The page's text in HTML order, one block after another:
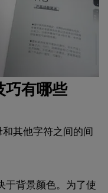
巧有哪些
其他字符之间的间
于背景颜色。为了使